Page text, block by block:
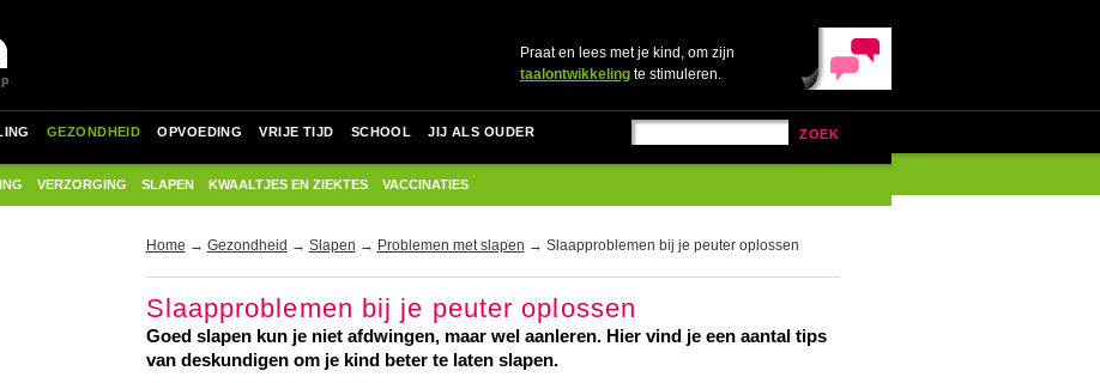
Praat en lees met je kind, om zijn
taalontwikkelingte stimuleren.
ZOEK
GEZONDHEID OPVOEDING VRIJE TIJD SCHOOL
JIJ ALS OUDER
VERZORGING SLAPEN KWAALTJES EN ZIEKTES VACCINATIES
Home → Gezondheid → Slapen → Problemen met slapen → Slaapproblemen bij je peuter oplossen
Slaapproblemen bij je peuter oplossen
Goed slapen kun je niet afdwingen, maar wel aanleren. Hier vind je een aantal tips
van deskundigen om je kind beter te laten slapen.